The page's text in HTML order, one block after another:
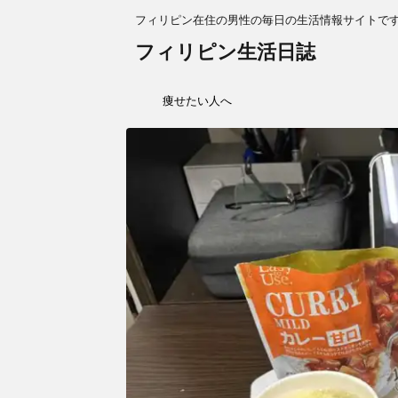
フィリピン在住の男性の毎日の生活情報サイトで
フィリピン生活日誌
痩せたい人へ